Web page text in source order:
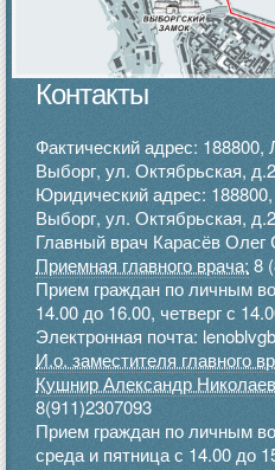
Контакты
Фактический адрес: 188800,
Выборг, ул. Октябрьская, д.2
Юридический адрес: 188800,
Выборг, ул. Октябрьская, д.2
Главный врач Карасёв Олег
Приемная главного врача: 8
Прием граждан по личным
14.00 до 16.00, четверг с
Электронная почта:
И.о. заместителя главного
Кушнир Александр
8(911)2307093
Прием граждан по личным
среда и пятница с 14.00 до